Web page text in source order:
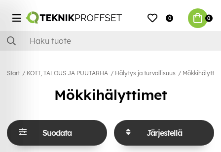
0 0
Start KOTI, TALOUS JA PUUTARHA Hälytys ja turvallisuus
Mökkihälyttimet
Suodata Järjestellä